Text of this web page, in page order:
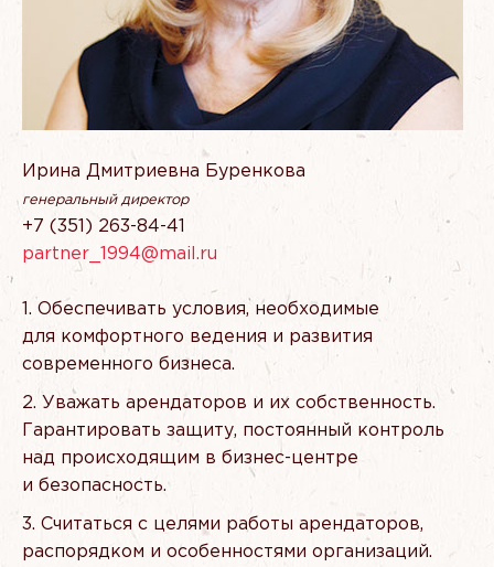
Ирина Дмитриевна Буренкова
генеральный директор
+7 (351 ) 263-84-41
partner_1994@mail.ru
Обеспечивать условия, необходимые
для комфортного ведения и развития
современного бизнеса.
Уважать арендаторов и их собственность.
Гарантировать защиту, постоянный контроль
над происходящим в бизнес-центре
и безопасность.
Считаться с целями работы арендаторов,
распорядком и особенностями организаций.